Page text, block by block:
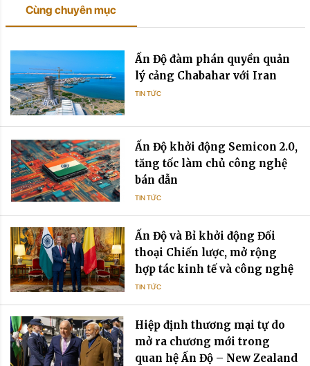
Cùng chuyên mục
Ấn Độ đàm phán quyền quản
lý cảng Chabahar với Iran
TIN TỨC
Ấn Độ khởi động Semicon 2.0,
tăng tốc làm chủ công nghệ
bán dẫn
TIN TỨC
Ấn Độ và Bỉ khởi động Đối
thoại Chiến lược, mở rộng
hợp tác kinh tế và công nghệ
TIN TỨC
Hiệp định thương mại tự do
mở ra chương mới trong
quan hệ Ấn Độ – New Zealand